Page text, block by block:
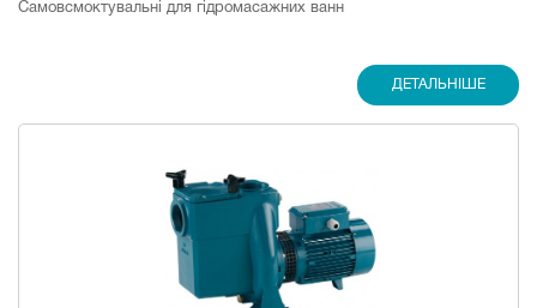
Самовсмоктувальні для гідромасажних ванн
ДЕТАЛЬНІШЕ